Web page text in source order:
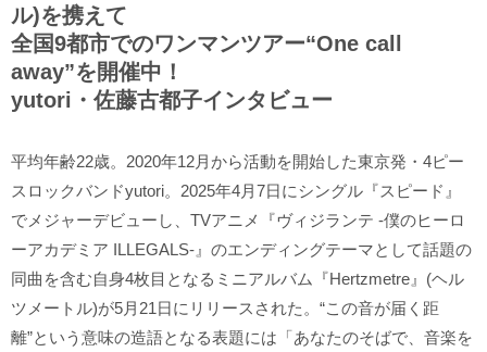
ル)を携えて
全国9都市でのワンマンツアー“One call
away”を開催中！
yutori・佐藤古都子インタビュー
平均年齢22歳。2020年12月から活動を開始した東京発・4ピー
スロックバンドyutori。2025年4月7日にシングル『スピード』
でメジャーデビューし、TVアニメ『ヴィジランテ -僕のヒーロ
ーアカデミア ILLEGALS-』のエンディングテーマとして話題の
同曲を含む自身4枚目となるミニアルバム『Hertzmetre』(ヘル
ツメートル)が5月21日にリリースされた。“この音が届く距
離”という意味の造語となる表題には「あなたのそばで、音楽を